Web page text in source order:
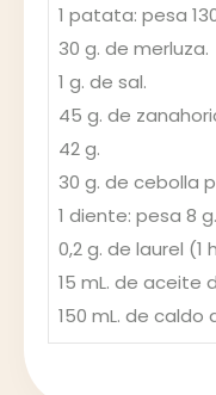
1 patata: pesa
30 g. de merluza.
1 g. de sal.
45 g. de
42 g.
30 g. de cebolla
1 diente: pesa 8
0,2 g. de laurel (1
15 mL. de aceite
150 mL. de caldo